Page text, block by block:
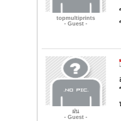
topmultiprints
- Guest -
ฝน
- Guest -